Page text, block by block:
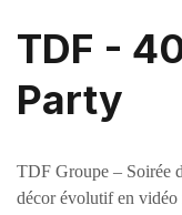
TDF -
Party
TDF Groupe – Soirée
décor évolutif en